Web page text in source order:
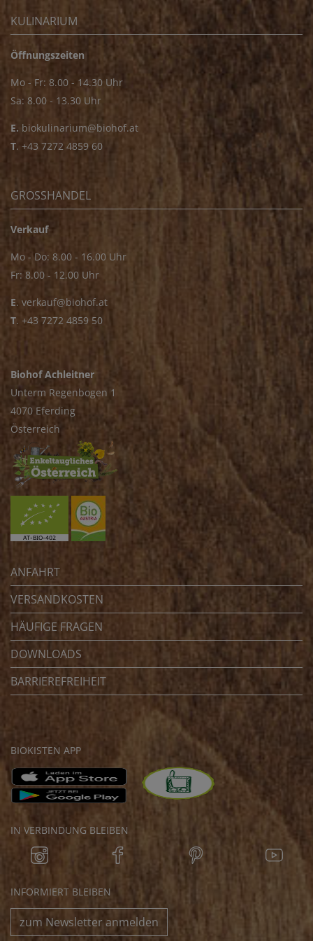
KULINARIUM
Öffnungszeiten
Mo - Fr: 8.00 - 14.30 Uhr
Sa: 8.00 - 13.30 Uhr
E. biokulinarium@biohof.at
T. +43 7272 4859 60
GROSSHANDEL
Verkauf
Mo - Do: 8.00 - 16.00 Uhr
Fr: 8.00 - 12.00 Uhr
E. verkauf@biohof.at
T. +43 7272 4859 50
Biohof Achleitner
Unterm Regenbogen 1
4070 Eferding
Österreich
ANFAHRT
VERSANDKOSTEN
HÄUFIGE FRAGEN
DOWNLOADS
BARRIEREFREIHEIT
BIOKISTEN APP
IN VERBINDUNG BLEIBEN
INFORMIERT BLEIBEN
zum Newsletter anmelden